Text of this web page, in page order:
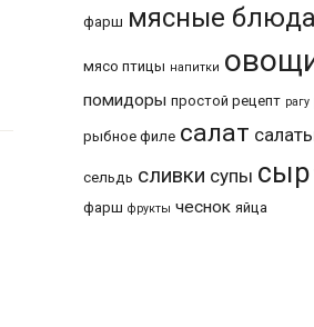
фарш мясные блюда
мясо птицы напитки
помидоры простой рецепт рагу
рыбное филе салат
сельдь сливки супы сыр
фарш фрукты чеснок яйца